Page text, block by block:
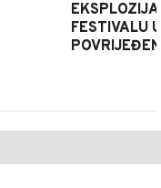
FESTIVALU